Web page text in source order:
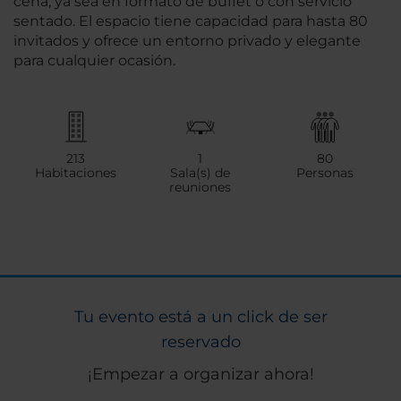
sentado. El espacio tiene capacidad para hasta 80
invitados y ofrece un entorno privado y elegante
para cualquier ocasión.
213
Habitaciones
1
Sala(s) de
reuniones
80
Personas
Tu evento está a un click de ser
reservado
¡Empezar a organizar ahora!